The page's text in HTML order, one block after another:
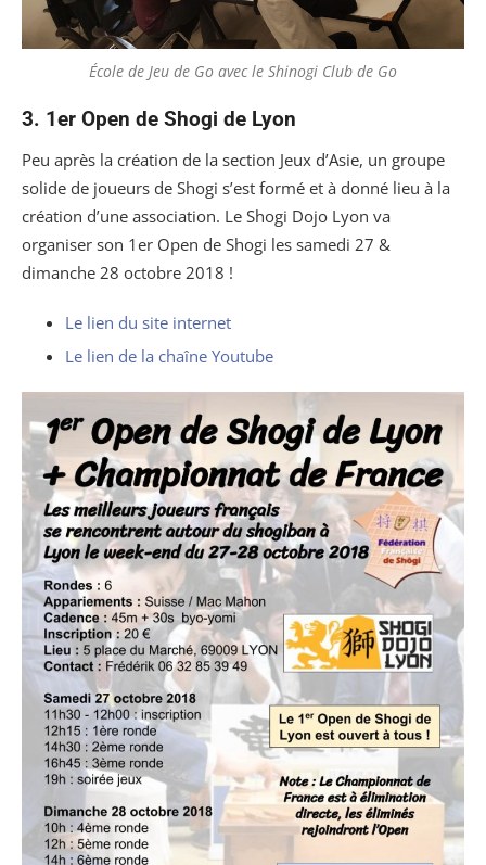
École de Jeu de Go avec le Shinogi Club de Go
3. 1er Open de Shogi de Lyon
Peu après la création de la section Jeux d’Asie, un groupe
solide de joueurs de Shogi s’est formé et à donné lieu à la
création d’une association. Le Shogi Dojo Lyon va
organiser son 1er Open de Shogi les samedi 27 &
dimanche 28 octobre 2018 !
Le lien du site internet
Le lien de la chaîne Youtube